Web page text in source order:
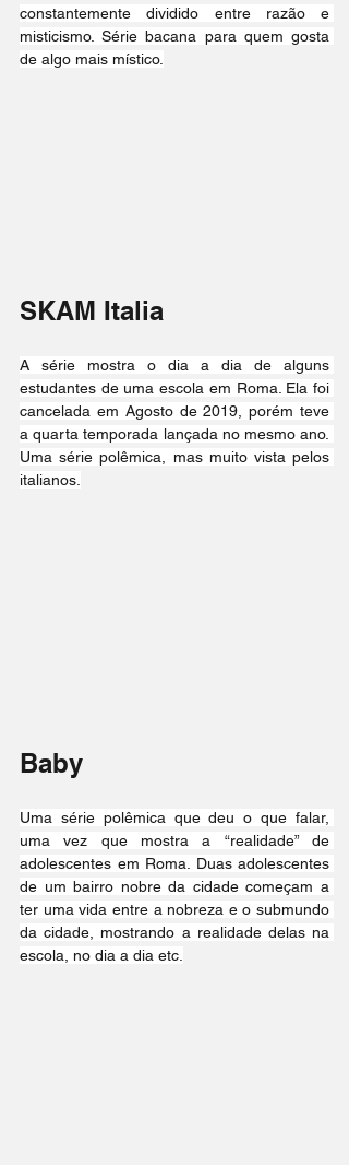
constantemente dividido entre razão e
misticismo. Série bacana para quem gosta
de algo mais místico.
SKAM Italia
A série mostra o dia a dia de alguns
estudantes de uma escola em Roma. Ela foi
cancelada em Agosto de 2019, porém teve
a quarta temporada lançada no mesmo ano.
Uma série polêmica, mas muito vista pelos
italianos.
Baby
Uma série polêmica que deu o que falar,
uma vez que mostra a “realidade” de
adolescentes em Roma. Duas adolescentes
de um bairro nobre da cidade começam a
ter uma vida entre a nobreza e o submundo
da cidade, mostrando a realidade delas na
escola, no dia a dia etc.